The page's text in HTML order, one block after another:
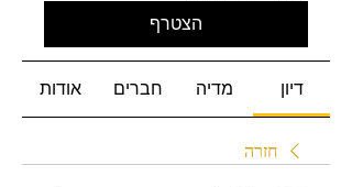
הצטרף
דיון מדיה חברים אודות
חזרה